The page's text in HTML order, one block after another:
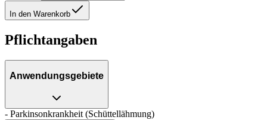
In den Warenkorb
Pflichtangaben
Anwendungsgebiete
- Parkinsonkrankheit (Schüttellähmung)